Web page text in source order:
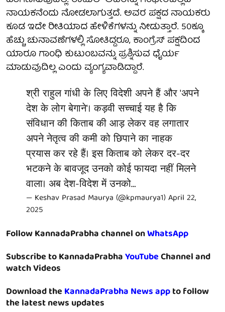
ನಾಯಕನೆಂದು ನೋಡಲಾಗುತ್ತದೆ. ಅವರ ಪಕ್ಷದ ನಾಯಕರು
ಕೂಡ ಇದೇ ರೀತಿಯಾದ ಹೇಳಿಕೆಗಳನ್ನು ನೀಡುತ್ತಾರೆ. 50ಕ್ಕೂ
ಹೆಚ್ಚು ಚುನಾವಣೆಗಳಲ್ಲಿ ಸೋತಿದ್ದರೂ, ಕಾಂಗ್ರೆಸ್ ಪಕ್ಷದಿಂದ
ಯಾರೂ ಗಾಂಧಿ ಕುಟುಂಬವನ್ನು ಪ್ರಶ್ನಿಸುವ ಧೈರ್ಯ
ಮಾಡುವುದಿಲ್ಲ ಎಂದು ವ್ಯಂಗ್ಯವಾಡಿದ್ದಾರೆ.
श्री राहुल गांधी के लिए विदेशी अपने हैं और 'अपने
देश के लोग बेगाने'। कड़वी सच्चाई यह है कि
संविधान की किताब की आड़ लेकर वह लगातार
अपने नेतृत्व की कमी को छिपाने का नाहक
प्रयास कर रहे हैं। इस किताब को लेकर दर-दर
भटकने के बावजूद उनको कोई फायदा नहीं मिलने
वाला। अब देश-विदेश में उनको…
— Keshav Prasad Maurya (@kpmaurya1)April 22,
2025
Follow KannadaPrabha channel onWhatsApp
Subscribe to KannadaPrabhaYouTubeChannel and
watch Videos
Download theKannadaPrabha News appto follow
the latest news updates